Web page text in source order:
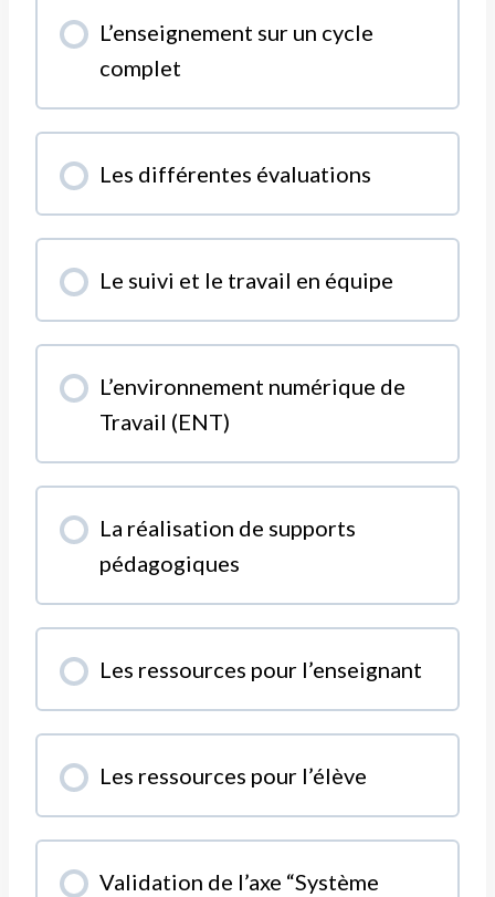
MODULE PROGRESSION
0% COMPLÉTÉ 0/0 Etapes
L’enseignement sur un cycle
complet
MODULE PROGRESSION
0% COMPLÉTÉ 0/0 Etapes
Les différentes évaluations
MODULE PROGRESSION
0% COMPLÉTÉ 0/0 Etapes
Le suivi et le travail en équipe
MODULE PROGRESSION
0% COMPLÉTÉ 0/0 Etapes
L’environnement numérique de
Travail (ENT)
MODULE PROGRESSION
0% COMPLÉTÉ 0/0 Etapes
La réalisation de supports
pédagogiques
MODULE PROGRESSION
0% COMPLÉTÉ 0/0 Etapes
Les ressources pour l’enseignant
MODULE PROGRESSION
0% COMPLÉTÉ 0/0 Etapes
Les ressources pour l’élève
MODULE PROGRESSION
0% COMPLÉTÉ 0/0 Etapes
Validation de l’axe “Système